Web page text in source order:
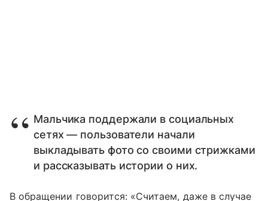
Мальчика поддержали в социальных
сетях — пользователи начали
выкладывать фото со своими стрижками
и рассказывать истории о них.
В обращении говорится: «Считаем, даже в случае